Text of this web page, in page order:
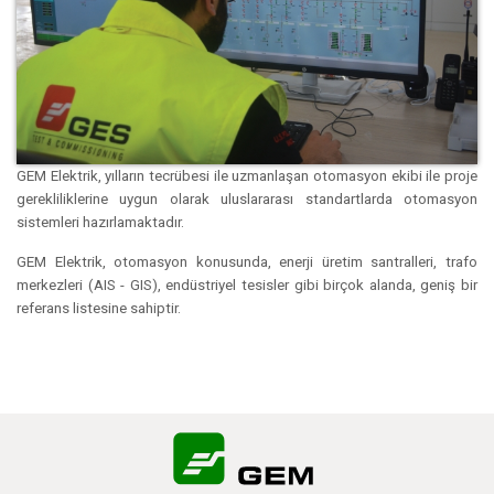
GEM Elektrik, yılların tecrübesi ile uzmanlaşan otomasyon ekibi ile proje
gerekliliklerine uygun olarak uluslararası standartlarda otomasyon
sistemleri hazırlamaktadır.
GEM Elektrik, otomasyon konusunda, enerji üretim santralleri, trafo
merkezleri (AIS - GIS), endüstriyel tesisler gibi birçok alanda, geniş bir
referans listesine sahiptir.